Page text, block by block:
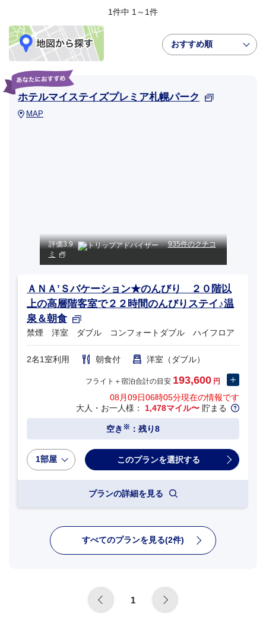
1件中 1～1件
おすすめ順
ホテルマイステイズプレミア札幌パーク
MAP
評価3.9
935件のクチコ
ミ
ＡＮＡ’Ｓバケーション★のんびり ２０階以
上の高層階客室で２２時間のんびりステイ♪温
泉＆朝食
禁煙 洋室 ダブル コンフォートダブル ハイフロア
2名1室利用 朝食付 洋室（ダブル）
フライト＋宿泊合計の目安 193,600 円
08月09日06時05分現在の情報です
大人・お一人様： 1,478マイル〜 貯まる
空き ※ ：残り8
1部屋
プランの詳細を見る
すべてのプランを見る(2件)
1